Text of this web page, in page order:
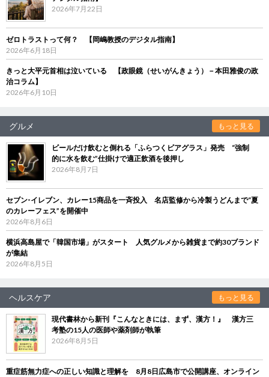
2026年7月22日
ゼロトラストって何？ 【岡嶋教授のデジタル指南】
2026年6月18日
きっと大平元首相は泣いている 【政眼鏡（せいがんきょう）－本田雅俊の政
治コラム】
2026年6月10日
グルメ もっと見る
ビールだけ飲むと倒れる「ふらつくビアグラス」発売 “強制
的に水を飲む”仕掛けで適正飲酒を後押し
2026年8月7日
セブン‐イレブン、カレー15商品を一斉投入 名店監修から冷製うどんまで“夏
のカレーフェス”を開催中
2026年8月6日
横浜高島屋で「韓国市場」がスタート 人気グルメから雑貨まで約30ブランド
が集結
2026年8月5日
ヘルスケア もっと見る
現代書林から新刊『こんなときには、まず、漢方！』 漢方三
考塾の15人の医師や薬剤師が執筆
2026年8月5日
重症筋無力症への正しい知識と理解を 8月8日広島市で公開講座、オンライン